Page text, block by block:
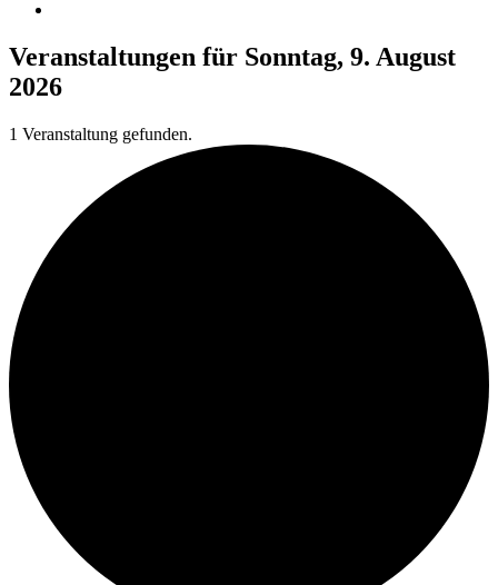
Veranstaltungen für Sonntag, 9. August
2026
1 Veranstaltung gefunden.